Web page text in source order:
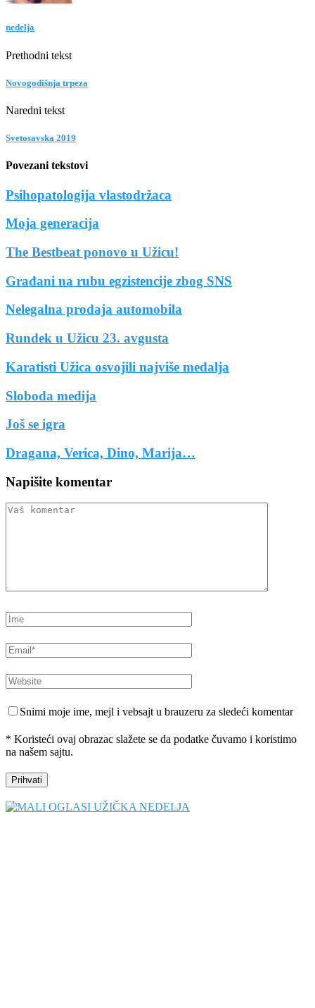
nedelja
Prethodni tekst
Novogodišnja trpeza
Naredni tekst
Svetosavska 2019
Povezani tekstovi
Psihopatologija vlastodržaca
Moja generacija
The Bestbeat ponovo u Užicu!
Građani na rubu egzistencije zbog SNS
Nelegalna prodaja automobila
Rundek u Užicu 23. avgusta
Karatisti Užica osvojili najviše medalja
Sloboda medija
Još se igra
Dragana, Verica, Dino, Marija…
Napišite komentar
Snimi moje ime, mejl i vebsajt u brauzeru za sledeći komentar
* Koristeći ovaj obrazac slažete se da podatke čuvamo i koristimo
na našem sajtu.